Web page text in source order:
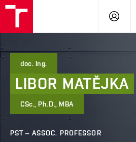
LOG
doc. Ing.
LIBOR MATĚJKA
CSc., Ph.D., MBA
PST – ASSOC. PROFESSOR